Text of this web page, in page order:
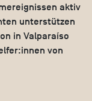
aktiv
unterstützen
in Valparaíso
von